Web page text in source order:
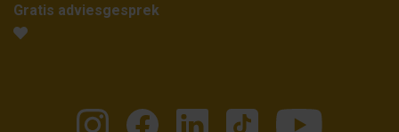
Gratis adviesgesprek